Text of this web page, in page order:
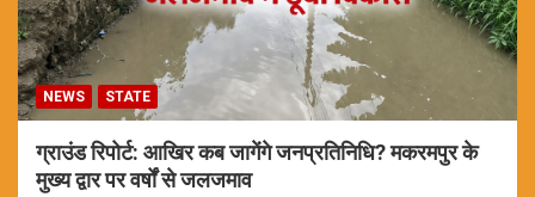
NEWS STATE
ग्राउंड रिपोर्ट: आखिर कब जागेंगे जनप्रतिनिधि? मकरमपुर के
मुख्य द्वार पर वर्षों से जलजमाव